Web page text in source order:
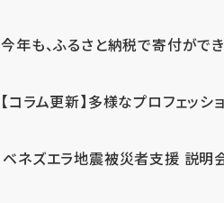
今年も、ふるさと納税で寄付がで
【コラム更新】多様なプロフェッシ
ベネズエラ地震被災者支援 説